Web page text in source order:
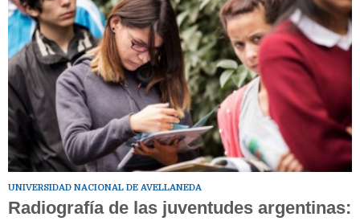
UNIVERSIDAD NACIONAL DE AVELLANEDA
Radiografía de las juventudes argentinas: